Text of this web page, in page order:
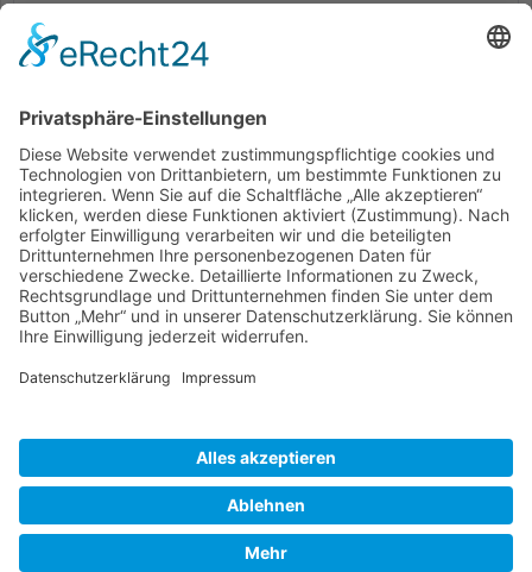
Bewertungen
Bewertungen lesen, schreiben und diskutieren...
Service Hotline
Shop Service
Informationen
* Alle Preise inkl. gesetzl. Mehrwertsteuer zzgl.Versandkostenund ggf.
Nachnahmegebühren, wenn nicht anders beschrieben
Bestellung Downloads
Widerrufsbelehrung Datenschutz
Impressum
Realisiert mit Shopware